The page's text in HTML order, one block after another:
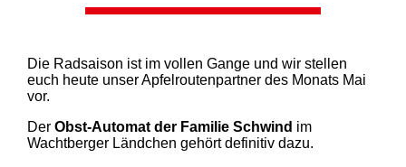
Die Radsaison ist im vollen Gange und wir stellen
euch heute unser Apfelroutenpartner des Monats Mai
vor.
Der Obst-Automat der Familie Schwind im
Wachtberger Ländchen gehört definitiv dazu.